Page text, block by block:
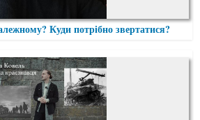
Куди потрібно звертатися?